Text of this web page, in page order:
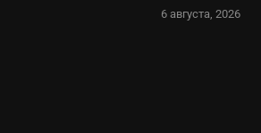
6 августа, 2026